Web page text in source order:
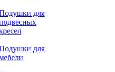
для
для